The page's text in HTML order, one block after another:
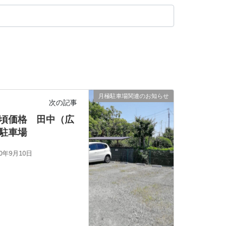
月極駐車場関連のお知らせ
次の記事
価格 田中（広
車場
年9月10日